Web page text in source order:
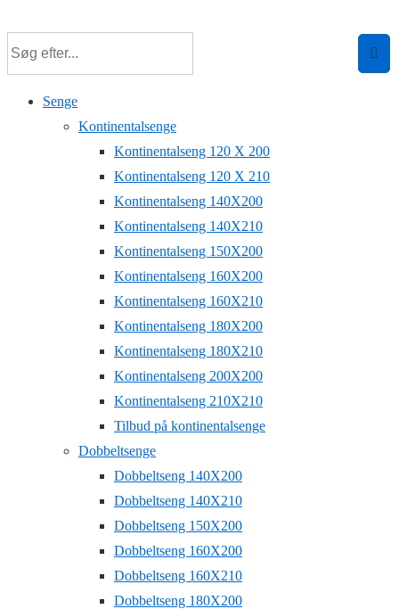
hovedindhold
Senge
Kontinentalsenge
Kontinentalseng 120 X 200
Kontinentalseng 120 X 210
Kontinentalseng 140X200
Kontinentalseng 140X210
Kontinentalseng 150X200
Kontinentalseng 160X200
Kontinentalseng 160X210
Kontinentalseng 180X200
Kontinentalseng 180X210
Kontinentalseng 200X200
Kontinentalseng 210X210
Tilbud på kontinentalsenge
Dobbeltsenge
Dobbeltseng 140X200
Dobbeltseng 140X210
Dobbeltseng 150X200
Dobbeltseng 160X200
Dobbeltseng 160X210
Dobbeltseng 180X200